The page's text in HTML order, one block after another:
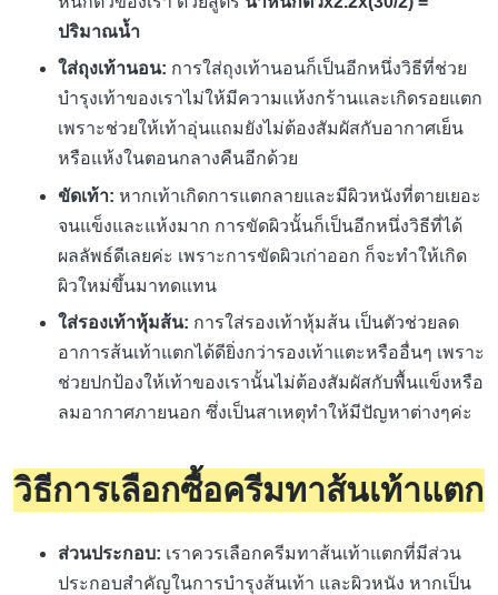
ปริมาณน้ำ
ใส่ถุงเท้านอน: การใส่ถุงเท้านอนก็เป็นอีกหนึ่งวิธีที่ช่วย
บำรุงเท้าของเราไม่ให้มีความแห้งกร้านและเกิดรอยแตก
เพราะช่วยให้เท้าอุ่นแถมยังไม่ต้องสัมผัสกับอากาศเย็น
หรือแห้งในตอนกลางคืนอีกด้วย
ขัดเท้า: หากเท้าเกิดการแตกลายและมีผิวหนังที่ตายเยอะ
จนแข็งและแห้งมาก การขัดผิวนั้นก็เป็นอีกหนึ่งวิธีที่ได้
ผลลัพธ์ดีเลยค่ะ เพราะการขัดผิวเก่าออก ก็จะทำให้เกิด
ผิวใหม่ขึ้นมาทดแทน
ใส่รองเท้าหุ้มส้น: การใส่รองเท้าหุ้มส้น เป็นตัวช่วยลด
อาการส้นเท้าแตกได้ดียิ่งกว่ารองเท้าแตะหรืออื่นๆ เพราะ
ช่วยปกป้องให้เท้าของเรานั้นไม่ต้องสัมผัสกับพื้นแข็งหรือ
ลมอากาศภายนอก ซึ่งเป็นสาเหตุทำให้มีปัญหาต่างๆค่ะ
วิธีการเลือกซื้อครีมทาส้นเท้าแตก
ส่วนประกอบ: เราควรเลือกครีมทาส้นเท้าแตกที่มีส่วน
ประกอบสำคัญในการบำรุงส้นเท้า และผิวหนัง หากเป็น